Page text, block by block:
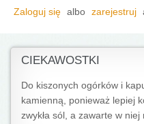
Zaloguj się albo zarejestruj
CIEKAWOSTKI
Do kiszonych ogórków i
kamienną, ponieważ lepiej
zwykła sól, a zawarte w niej